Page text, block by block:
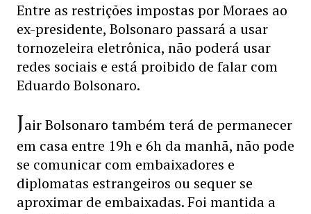
Entre as restrições impostas por Moraes ao
ex-presidente, Bolsonaro passará a usar
tornozeleira eletrônica, não poderá usar
redes sociais e está proibido de falar com
Eduardo Bolsonaro.
Jair Bolsonaro também terá de permanecer
em casa entre 19h e 6h da manhã, não pode
se comunicar com embaixadores e
diplomatas estrangeiros ou sequer se
aproximar de embaixadas. Foi mantida a